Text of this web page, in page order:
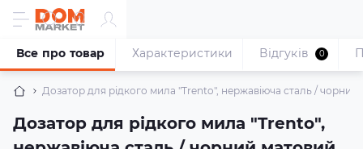
Дозатор для рідкого мила "Trento", нержавіюча сталь /
Дозатор для рідкого мила "Trento",
Все про товар Характеристики Відгуків 0